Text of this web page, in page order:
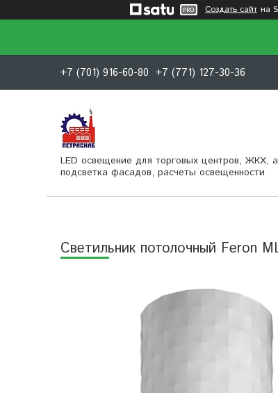
Создать сайт на
+7 (701) 916-60-80 +7 (771) 127-30-36
LED освещение для торговых центров, ЖКХ,
подсветка фасадов, расчеты освещенности
Светильник потолочный Feron